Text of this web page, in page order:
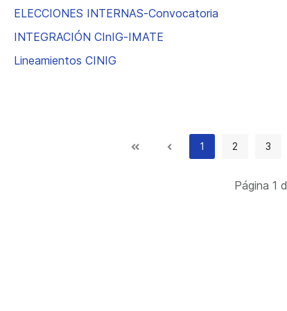
ELECCIONES INTERNAS-Convocatoria
INTEGRACIÓN CInIG-IMATE
Lineamientos CINIG
1 2 3
Página 1